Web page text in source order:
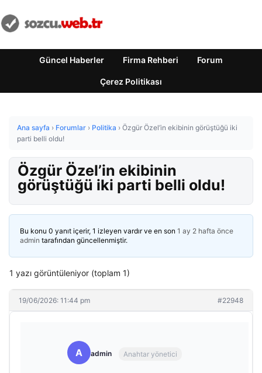
Güncel Haberler Firma Rehberi Forum
Çerez Politikası
Ana sayfa › Forumlar › Politika › Özgür Özel’in ekibinin görüştüğü iki
parti belli oldu!
Özgür Özel’in ekibinin
görüştüğü iki parti belli oldu!
Bu konu 0 yanıt içerir, 1 izleyen vardır ve en son 1 ay 2 hafta önce
admin tarafından güncellenmiştir.
1 yazı görüntüleniyor (toplam 1)
19/06/2026: 11:44 pm #22948
A admin Anahtar yönetici